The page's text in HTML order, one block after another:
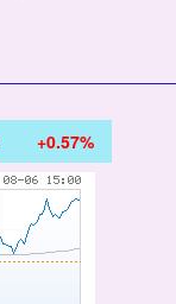
+0.57%